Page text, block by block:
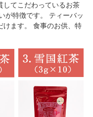
してこだわっているお茶
が特徴です。 ティーバッ
けます。 食事のお供、特